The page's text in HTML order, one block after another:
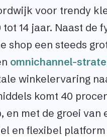
voor trendy
14 jaar. Naast de
shop een steeds
omnichannel-
winkelervaring
komt 40
en met de groei van
en flexibel platform